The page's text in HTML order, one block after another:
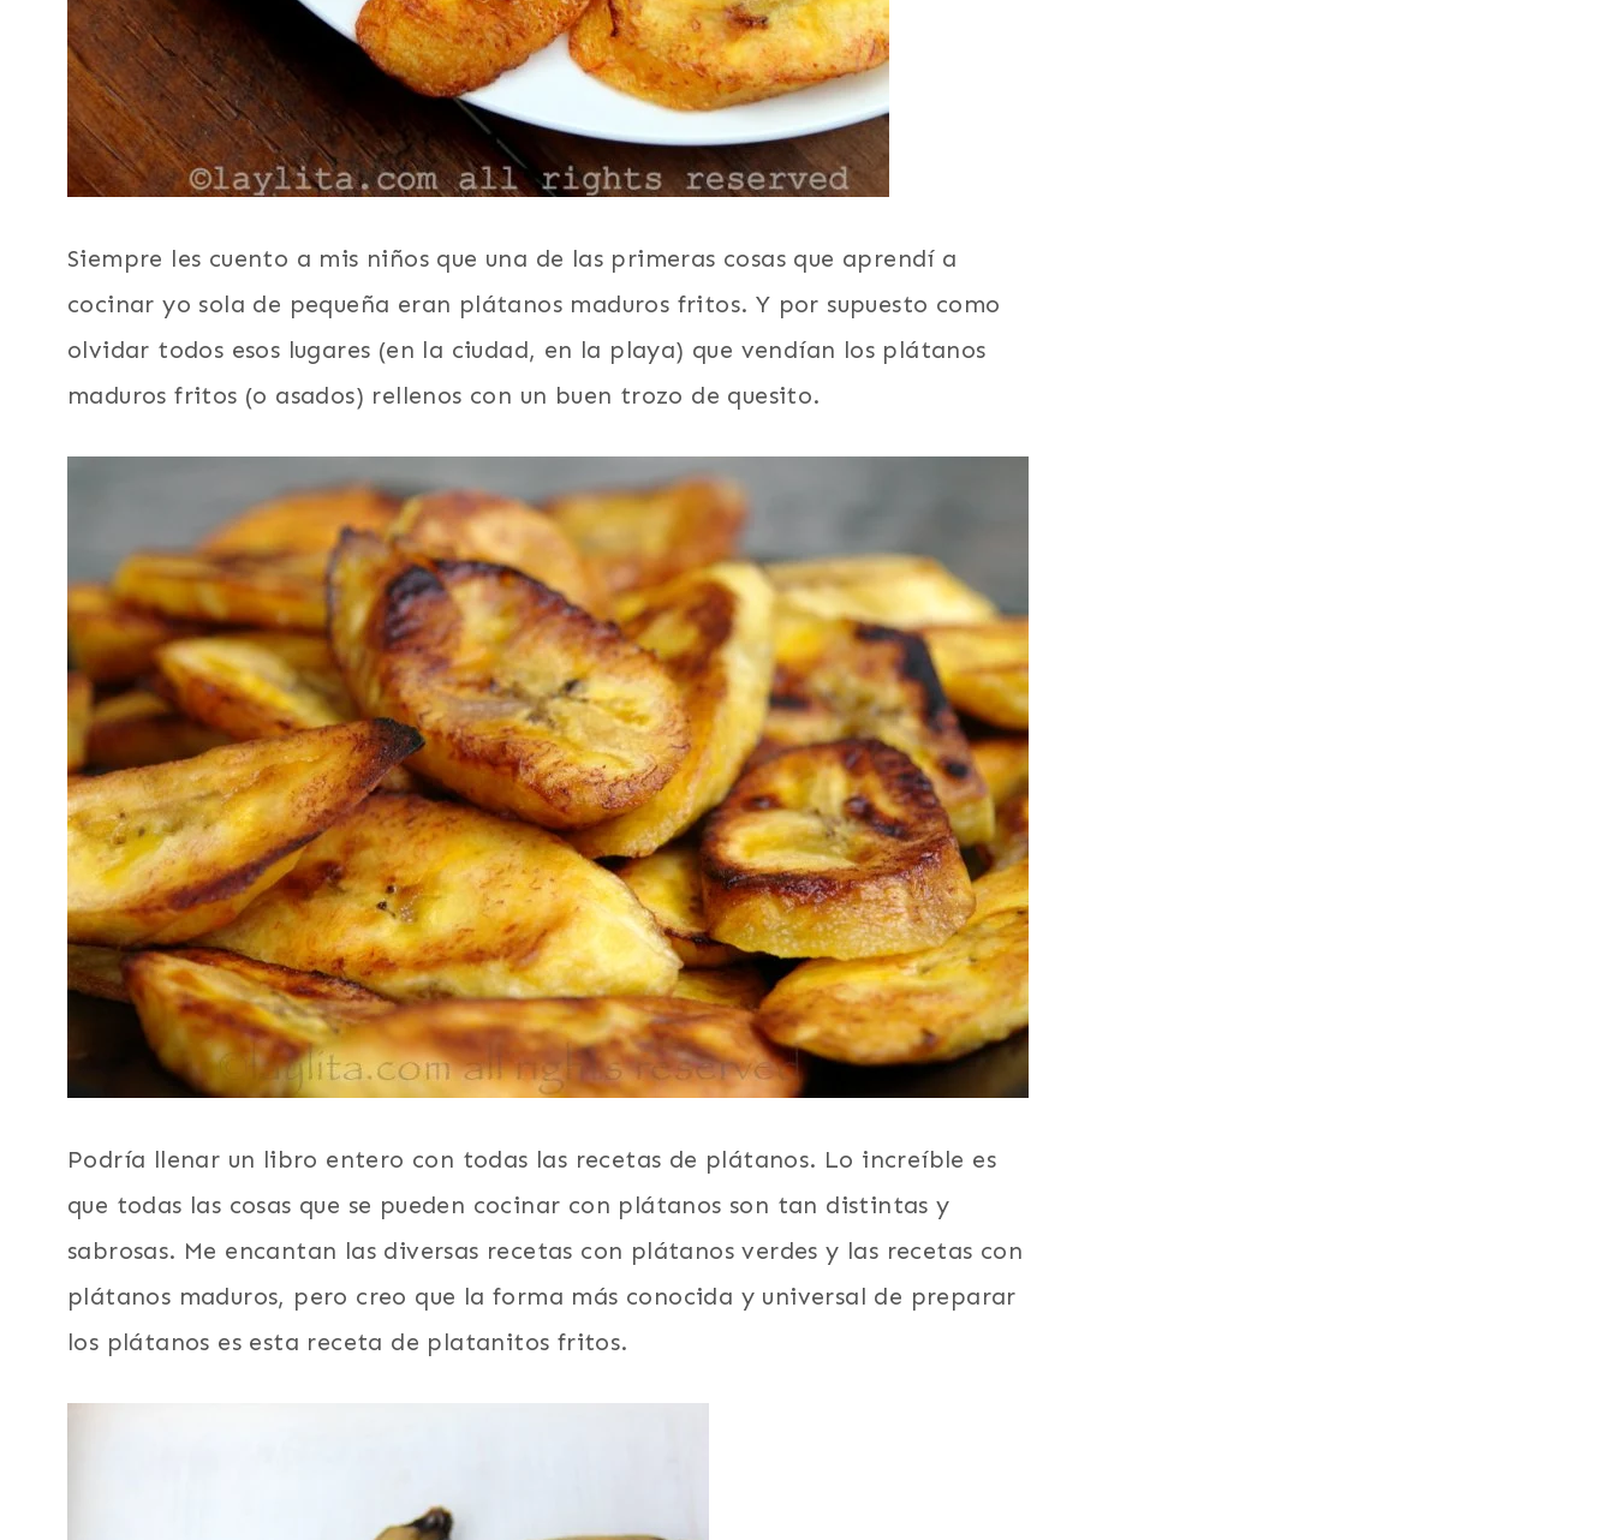
Siempre les cuento a mis niños que una de las primeras cosas que aprendí a
cocinar yo sola de pequeña eran plátanos maduros fritos. Y por supuesto como
olvidar todos esos lugares (en la ciudad, en la playa) que vendían los plátanos
maduros fritos (o asados) rellenos con un buen trozo de quesito.
Podría llenar un libro entero con todas las recetas de plátanos. Lo increíble es
que todas las cosas que se pueden cocinar con plátanos son tan distintas y
sabrosas. Me encantan las diversas recetas con plátanos verdes y las recetas con
plátanos maduros, pero creo que la forma más conocida y universal de preparar
los plátanos es esta receta de platanitos fritos.